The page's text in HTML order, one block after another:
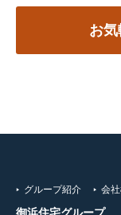
お
グループ紹介 会
御浜住宅グループ